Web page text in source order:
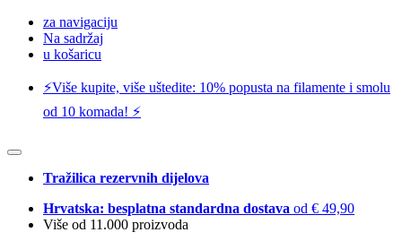
za navigaciju
Na sadržaj
u košaricu
⚡️Više kupite, više uštedite: 10% popusta na filamente i smolu
od 10 komada! ⚡️
Tražilica rezervnih dijelova
Hrvatska: besplatna standardna dostava od € 49,90
Više od 11.000 proizvoda